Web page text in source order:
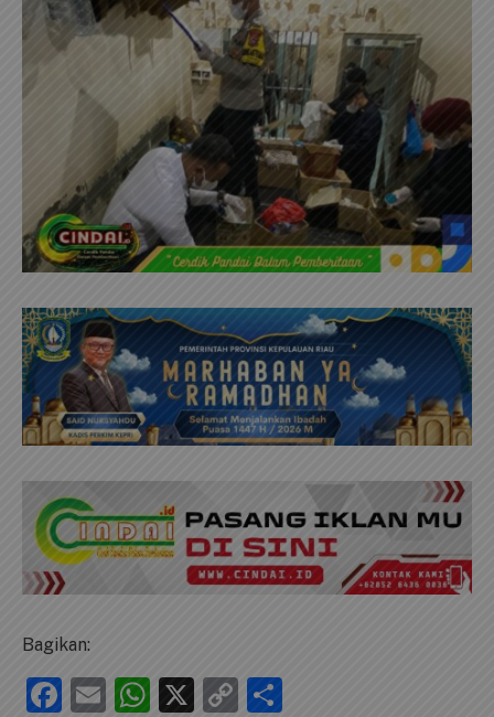
Bagikan:
Facebook
EmailWhatsApp
X
Copy